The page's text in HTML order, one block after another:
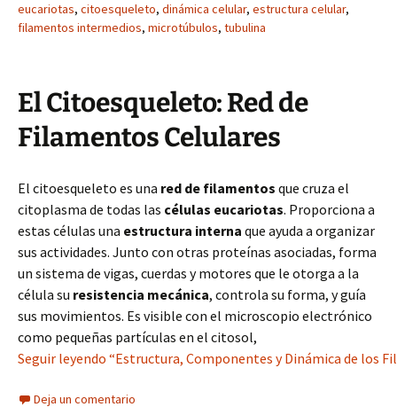
eucariotas, citoesqueleto, dinámica celular, estructura celular,
filamentos intermedios, microtúbulos, tubulina
El Citoesqueleto: Red de
Filamentos Celulares
El citoesqueleto es una red de filamentos que cruza el
citoplasma de todas las células eucariotas. Proporciona a
estas células una estructura interna que ayuda a organizar
sus actividades. Junto con otras proteínas asociadas, forma
un sistema de vigas, cuerdas y motores que le otorga a la
célula su resistencia mecánica, controla su forma, y guía
sus movimientos. Es visible con el microscopio electrónico
como pequeñas partículas en el citosol,
Seguir leyendo “Estructura, Componentes y Dinámica de los
Deja un comentario